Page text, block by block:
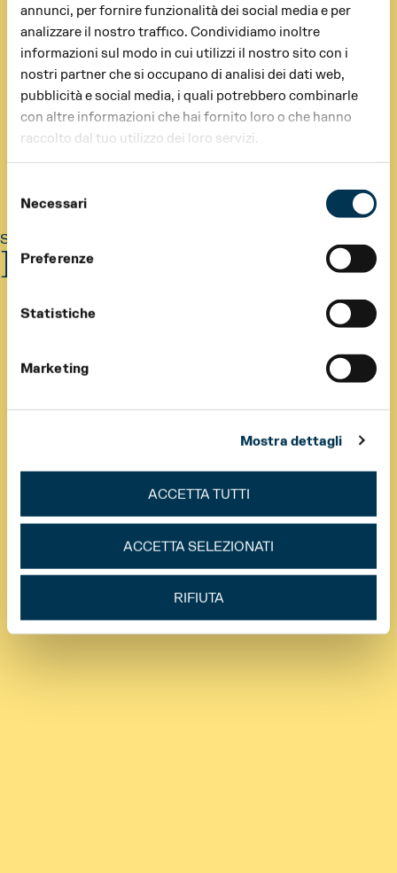
annunci, per fornire funzionalità dei social media e per
analizzare il nostro traffico. Condividiamo inoltre
informazioni sul modo in cui utilizzi il nostro sito con i
nostri partner che si occupano di analisi dei dati web,
pubblicità e social media, i quali potrebbero combinarle
con altre informazioni che hai fornito loro o che hanno
raccolto dal tuo utilizzo dei loro servizi.
delNecessari
Preferenze
Statistiche
Marketing
Mostra dettagli
ACCETTA TUTTI
ACCETTA SELEZIONATI
RIFIUTA
Shows |
Incontri nelle RSA